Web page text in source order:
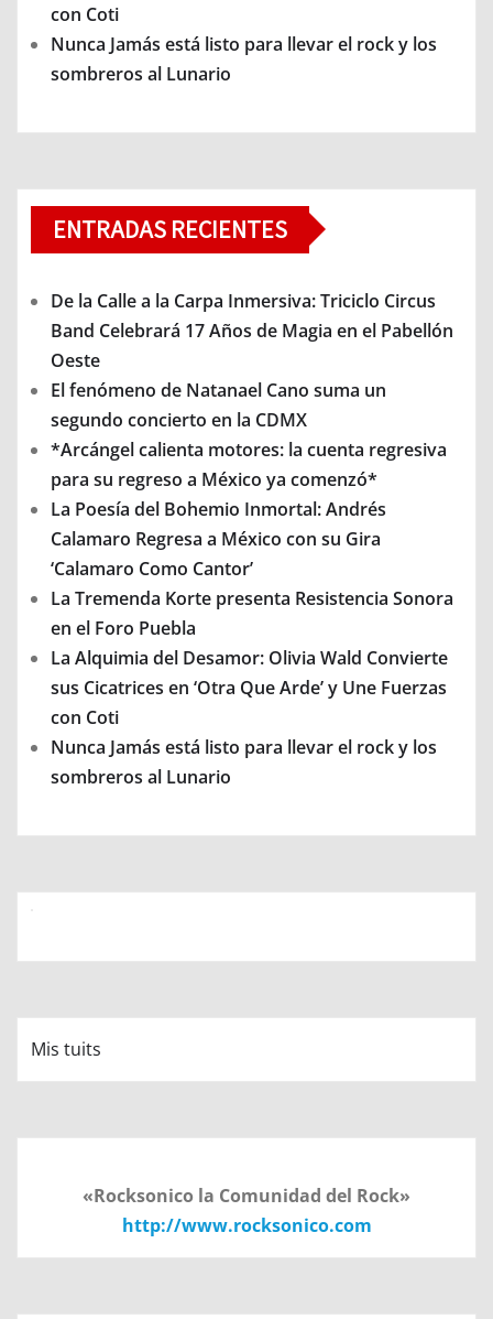
con Coti
Nunca Jamás está listo para llevar el rock y los
sombreros al Lunario
ENTRADAS RECIENTES
De la Calle a la Carpa Inmersiva: Triciclo Circus
Band Celebrará 17 Años de Magia en el Pabellón
Oeste
El fenómeno de Natanael Cano suma un
segundo concierto en la CDMX
*Arcángel calienta motores: la cuenta regresiva
para su regreso a México ya comenzó*
La Poesía del Bohemio Inmortal: Andrés
Calamaro Regresa a México con su Gira
‘Calamaro Como Cantor’
La Tremenda Korte presenta Resistencia Sonora
en el Foro Puebla
La Alquimia del Desamor: Olivia Wald Convierte
sus Cicatrices en ‘Otra Que Arde’ y Une Fuerzas
con Coti
Nunca Jamás está listo para llevar el rock y los
sombreros al Lunario
Mis tuits
«Rocksonico la Comunidad del Rock»
http://www.rocksonico.com